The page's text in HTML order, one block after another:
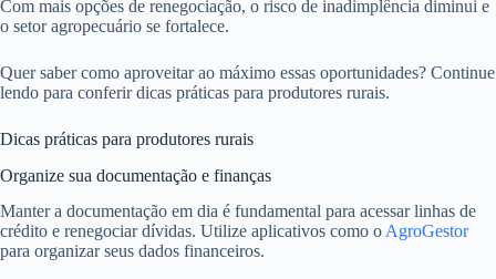
Com mais opções de renegociação, o risco de inadimplência diminui e
o setor agropecuário se fortalece.
Quer saber como aproveitar ao máximo essas oportunidades? Continue
lendo para conferir dicas práticas para produtores rurais.
Dicas práticas para produtores rurais
Organize sua documentação e finanças
Manter a documentação em dia é fundamental para acessar linhas de
crédito e renegociar dívidas. Utilize aplicativos como o AgroGestor
para organizar seus dados financeiros.